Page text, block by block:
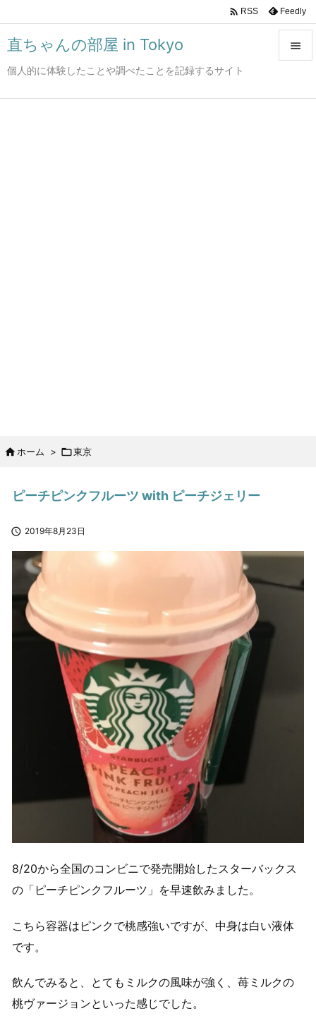
直ちゃんの部屋 in Tokyo
個人的に体験したことや調べたことを記録するサイト

 RSS Feedly
 ホーム > 東京
ピーチピンクフルーツ with ピーチジェリー
 2019年8月23日
8/20から全国のコンビニで発売開始したスターバックス
の「ピーチピンクフルーツ」を早速飲みました。
こちら容器はピンクで桃感強いですが、中身は白い液体
です。
飲んでみると、とてもミルクの風味が強く、苺ミルクの
桃ヴァージョンといった感じでした。